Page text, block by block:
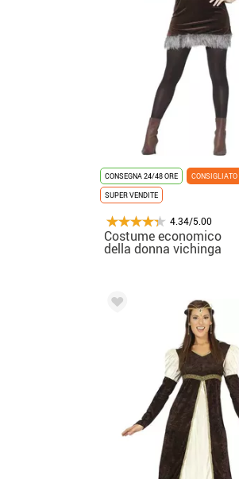
CONSEGNA 24/48 ORE
CONSIGLIATO
SUPER VENDITE
4.34/5.00
Costume economico
della donna vichinga